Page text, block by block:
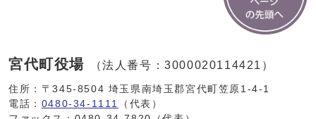
宮代町役場 （法人番号：3000020114421）
住所：〒345-8504 埼玉県南埼玉郡宮代町笠原1-4-1
電話： 0480-34-1111
（代表）